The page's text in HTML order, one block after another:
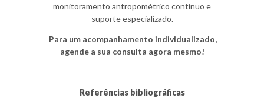
monitoramento antropométrico contínuo e
suporte especializado.
Para um acompanhamento individualizado,
agende a sua consulta agora mesmo!
Referências bibliográficas